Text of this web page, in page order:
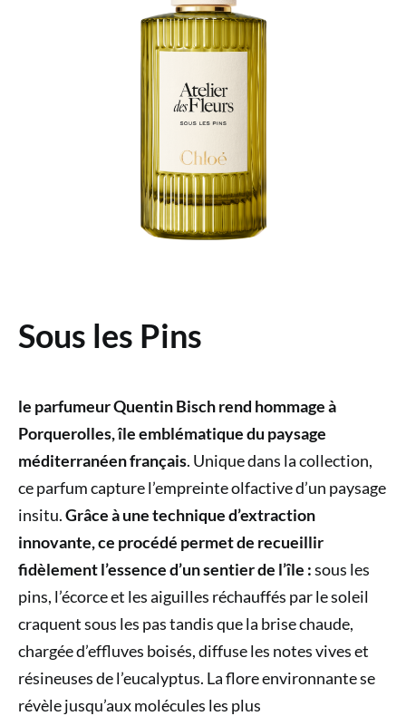
Sous les Pins
le parfumeur Quentin Bisch rend hommage à
Porquerolles, île emblématique du paysage
méditerranéen français. Unique dans la collection,
ce parfum capture l’empreinte olfactive d’un paysage
insitu.Grâce à une technique d’extraction
innovante, ce procédé permet de recueillir
fidèlement l’essence d’un sentier de l’île :sous les
pins, l’écorce et les aiguilles réchauffés par le soleil
craquent sous les pas tandis que la brise chaude,
chargée d’effluves boisés, diffuse les notes vives et
résineuses de l’eucalyptus. La flore environnante se
révèle jusqu’aux molécules les plus